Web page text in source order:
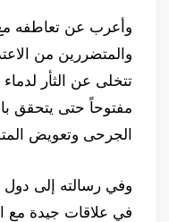
وأعرب عن تعاطفه
والمتضررين من
تتخلى عن الثأر
مفتوحاً حتى يتحقق
الجرحى وتعويض
وفي رسالته إلى دول
في علاقات جيدة مع